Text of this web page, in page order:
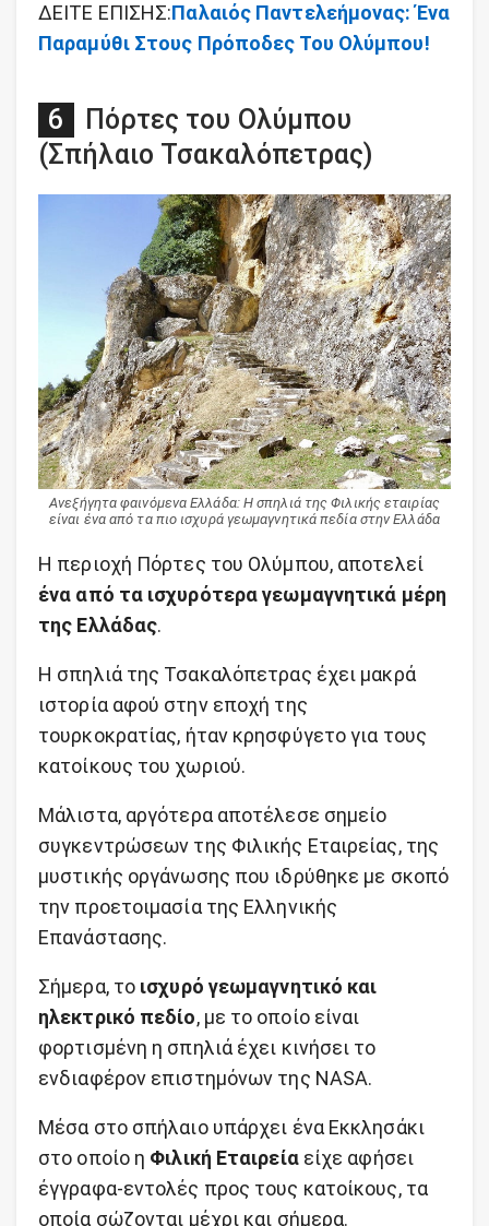
ΔΕΙΤΕ ΕΠΙΣΗΣ:Παλαιός Παντελεήμονας: Ένα
Παραμύθι Στους Πρόποδες Του Ολύμπου!
Πόρτες του Ολύμπου
(Σπήλαιο Τσακαλόπετρας)
Ανεξήγητα φαινόμενα Ελλάδα: Η σπηλιά της Φιλικής εταιρίας
είναι ένα από τα πιο ισχυρά γεωμαγνητικά πεδία στην Ελλάδα
Η περιοχή Πόρτες του Ολύμπου, αποτελεί
ένα από τα ισχυρότερα γεωμαγνητικά μέρη
της Ελλάδας.
Η σπηλιά της Τσακαλόπετρας έχει μακρά
ιστορία αφού στην εποχή της
τουρκοκρατίας, ήταν κρησφύγετο για τους
κατοίκους του χωριού.
Μάλιστα, αργότερα αποτέλεσε σημείο
συγκεντρώσεων της Φιλικής Εταιρείας, της
μυστικής οργάνωσης που ιδρύθηκε με σκοπό
την προετοιμασία της Ελληνικής
Επανάστασης.
Σήμερα, το ισχυρό γεωμαγνητικό και
ηλεκτρικό πεδίο, με το οποίο είναι
φορτισμένη η σπηλιά έχει κινήσει το
ενδιαφέρον επιστημόνων της NASA.
Μέσα στο σπήλαιο υπάρχει ένα Εκκλησάκι
στο οποίο η Φιλική Εταιρείαείχε αφήσει
έγγραφα-εντολές προς τους κατοίκους, τα
οποία σώζονται μέχρι και σήμερα.